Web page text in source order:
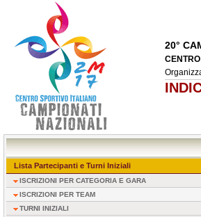
20°
Lista Partecipanti e Turni Iniziali
ISCRIZIONI PER CATEGORIA E GARA
ISCRIZIONI PER TEAM
TURNI INIZIALI